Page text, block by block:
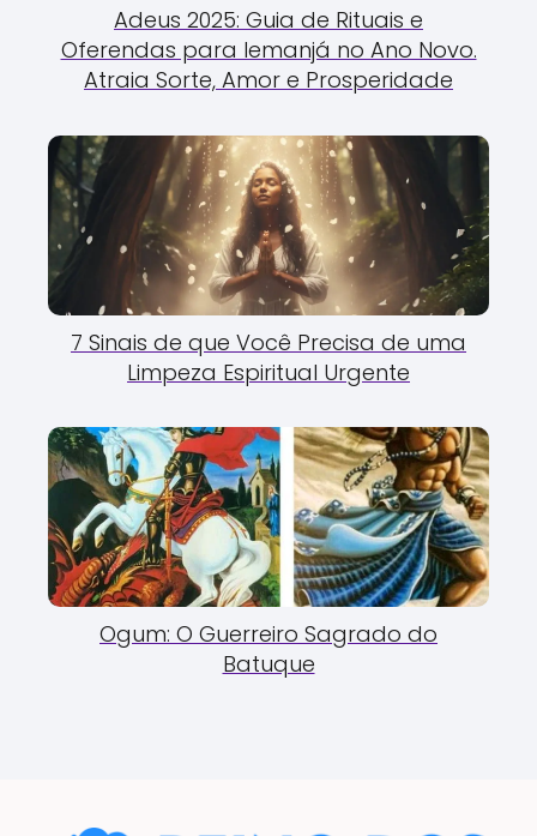
Adeus 2025: Guia de Rituais e
Oferendas para Iemanjá no Ano Novo.
Atraia Sorte, Amor e Prosperidade
7 Sinais de que Você Precisa de uma
Limpeza Espiritual Urgente
Ogum: O Guerreiro Sagrado do
Batuque